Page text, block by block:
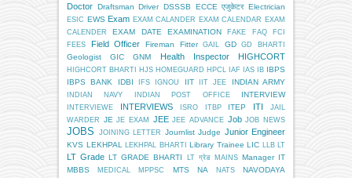
Doctor Draftsman Driver DSSSB ECCE एजुकेटर Electrician
ESIC EWS Exam EXAM CALANDER EXAM CALENDAR EXAM
CALENDER
EXAM DATE EXAMINATION FAKE FAQ
FCI
FEES
Field Officer Fireman Fitter GAIL GD GD BHARTI
Geologist GIC GNM Health Inspector HIGHCORT
HIGHCORT BHARTI HJS HOMEGUARD HPCL IAF IAS IB
IBPS
IBPS BANK
IDBI IFS IGNOU IIT IIT JEE INDIAN ARMY
INDIAN NAVY INDIAN POST OFFICE INTERVIEW
INTERVIEWE INTERVIEWS ISRO ITBP ITEP ITI
JAIL
WARDER JE JE EXAM JEE JEE ADVANCE Job JOB NEWS
JOBS JOINING LETTER Journlist Judge Junior Engineer
KVS LEKHPAL LEKHPAL BHARTI Library Trainee LIC LLB LT
LT Grade LT GRADE BHARTI LT ग्रेड MAINS
Manager IT
MBBS
MEDICAL MPPSC MTS NA NATS
NAVODAYA